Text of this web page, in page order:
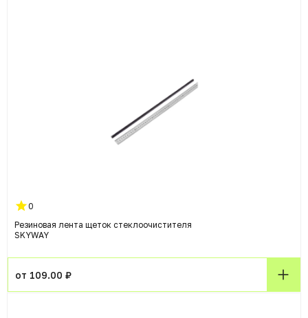
0
Резиновая лента щеток стеклоочистителя
SKYWAY
от 109.00 ₽